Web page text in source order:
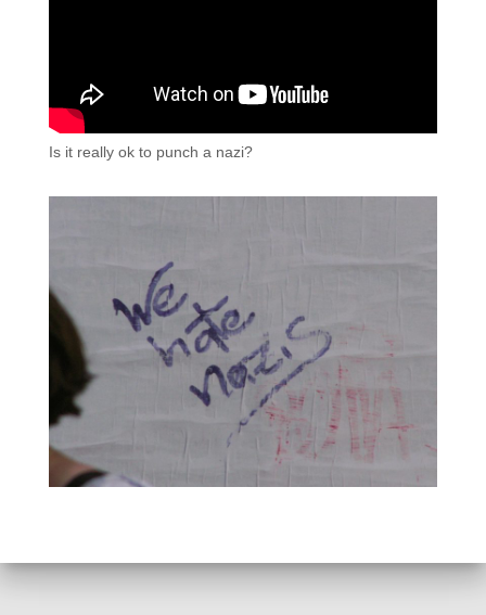
Is it really ok to punch a nazi?